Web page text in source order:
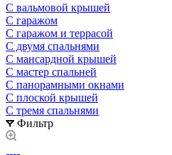
С вальмовой крышей
С гаражом
С гаражом и террасой
С двумя спальнями
С мансардной крышей
С мастер спальней
С панорамными окнами
С плоской крышей
С тремя спальнями
Фильтр